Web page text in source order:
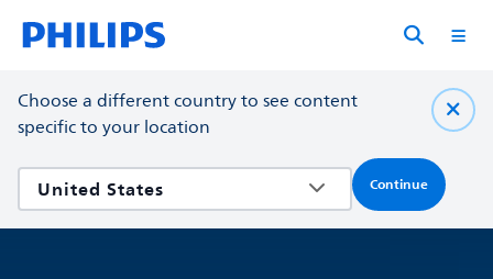
Choose a different country to see content
specific to your location
Continue